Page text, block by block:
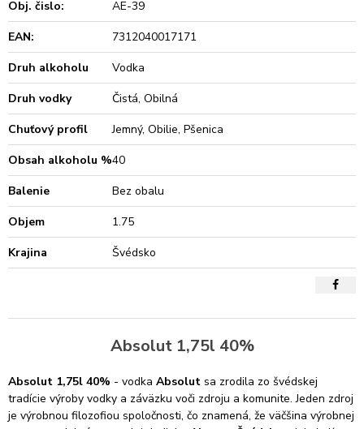
Obj. čislo:
AE-39
EAN:
7312040017171
Druh alkoholu
Vodka
Druh vodky
Čistá, Obilná
Chuťový profil
Jemný, Obilie, Pšenica
Obsah alkoholu %40
Balenie
Bez obalu
Objem
1.75
Krajina
Švédsko
Absolut 1,75l 40%
Absolut 1,75l 40% - vodka Absolut sa zrodila zo švédskej
tradície výroby vodky a záväzku voči zdroju a komunite. Jeden zdroj
je výrobnou filozofiou spoločnosti, čo znamená, že väčšina výrobnej